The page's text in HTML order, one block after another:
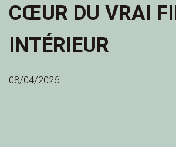
CŒUR DU VRAI
INTÉRIEUR
08/04/2026